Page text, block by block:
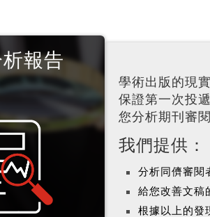
報告
學術出版的現
保證第一次投
您分析期刊審
我們提供：
分析同儕審閱
給您改善文稿
根據以上的發